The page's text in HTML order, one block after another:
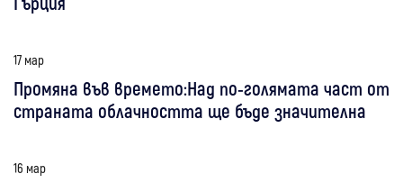
17 мар
Промяна във времето:Над по-голямата част от
страната облачността ще бъде значителна
16 мар